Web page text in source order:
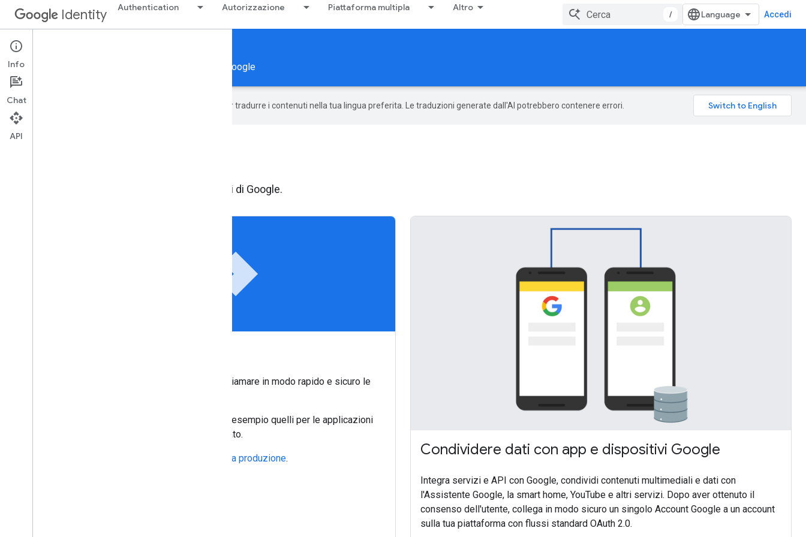
Identity Authentication Autorizzazione Piattaforma multipla Altro
/ Accedi
Authorization
Autorizzare la tua app a utilizzare le API e i dati di Google
Google utilizza la tecnologia AI per tradurre i contenuti nella tua lingua preferita. Le traduzioni generate dall'AI potrebbero contenere errori.
Autorizzare la tua app a utilizzare le API e i dati di Google.
api
per chiamare in modo rapido e sicuro le
Google supporta gli scenari OAuth 2.0 comuni, ad esempio quelli per le applicazioni
server web, lato client, installate e con input limitato.
verificata e pronta per la produzione. Condividere dati con app e dispositivi Google
Integra servizi e API con Google, condividi contenuti multimediali e dati con
l'Assistente Google, la smart home, YouTube e altri servizi. Dopo aver ottenuto il
consenso dell'utente, collega in modo sicuro un singolo Account Google a un account
sulla tua piattaforma con flussi standard OAuth 2.0.
Info
Chat
API